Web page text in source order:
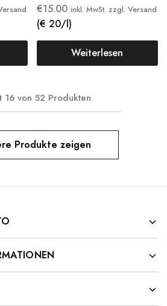
€15.00 inkl. MwSt. zzgl. Versand
(€ 20/l)
Weiterlesen
16 von 52 Produkten
Produkte zeigen